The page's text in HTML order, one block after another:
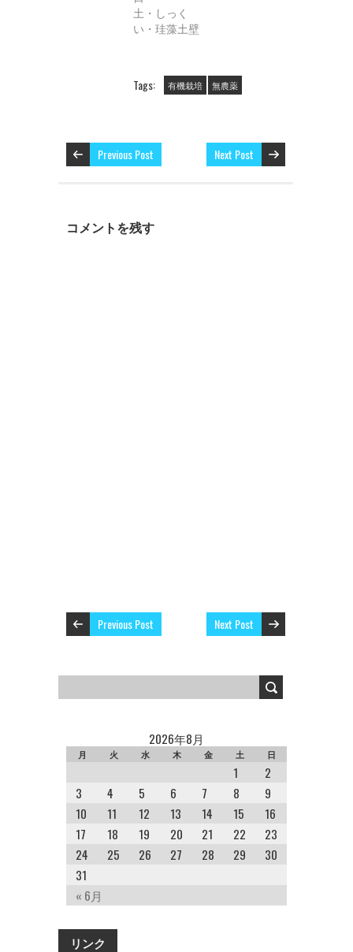
ウ
で
開
い
(
新
ン
ド
土・しっく
い・珪藻土壁
Tags: 有機栽培 無農薬
Previous Post Next Post
コメントを残す
Previous Post Next Post
2026年8月
月 火 水 木 金 土 日
« 6月
1
2
3
4 5 6 7 8
9
10
11 12 13 14 15
16
17
18 19 20 21 22
23
24
25 26 27 28 29
30
31
リンク